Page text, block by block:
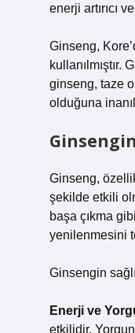
enerji artırıcı
Ginseng,
kullanılmıştır.
ginseng, taze
olduğuna
Ginseng,
şekilde etkili
başa çıkma
yenilenmesini
Ginsengin
Enerji ve
etkilidir.